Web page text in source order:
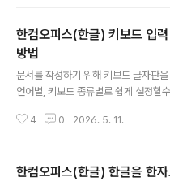
습니다. ▼ 한글에서 문서마당 기능을
서작성이 가능합니다. 아주 많은 종류
때문에 불러와서 빈칸만 채우면 됩니
곳은 파일탭의 [새 문서] 메뉴로 가시
Ctrl + Alt + N 입니다. ▼ 문서마당 대
[문서마당 꾸러미] 탭을 클릭합니다. 그
한컴오피스(한글) 키보드 입
방법
문서를 작성하기 위해 키보드 글자판
언어별, 키보드 종류별로 쉽게 설정할
며 사용하시면 됩니다. 1. 글자판 바꾸
화상자에 보시면 기본적으로 설정된
4 0 2026. 5. 11.
한컴오피스(한글) 한글을 한